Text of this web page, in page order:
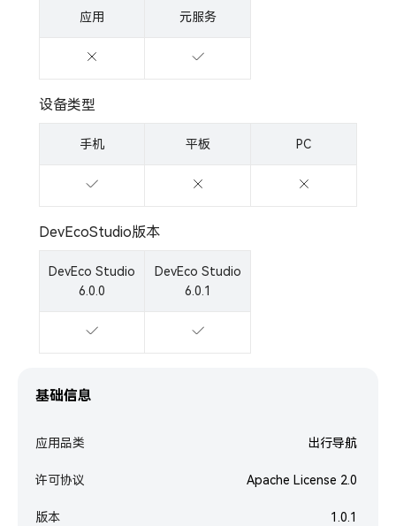
应用 元服务
设备类型
手机 平板 PC
DevEcoStudio版本
DevEco Studio
6.0.0
DevEco Studio
6.0.1
基础信息
应用品类 出行导航
许可协议 Apache License 2.0
版本 1.0.1